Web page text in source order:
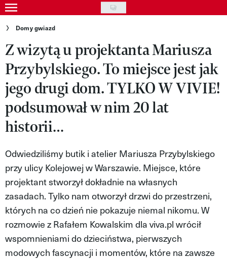
Skip
to
content
Gwiazdy
Ludzie
Moda
Uroda
Styl życia
Kultura
Wideo
Nasze akcje
VIVA!ART
VIVA!MODA
VIVA!LIFESTYLE
VIVA!MAN
Domy gwiazd
Z wizytą u projektanta Mariusza
Przybylskiego. To miejsce jest jak
jego drugi dom. TYLKO W VIVIE!
podsumował w nim 20 lat
historii…
Odwiedziliśmy butik i atelier Mariusza Przybylskiego
przy ulicy Kolejowej w Warszawie. Miejsce, które
projektant stworzył dokładnie na własnych
zasadach. Tylko nam otworzył drzwi do przestrzeni,
których na co dzień nie pokazuje niemal nikomu. W
rozmowie z Rafałem Kowalskim dla viva.pl wrócił
wspomnieniami do dzieciństwa, pierwszych
modowych fascynacji i momentów, które na zawsze